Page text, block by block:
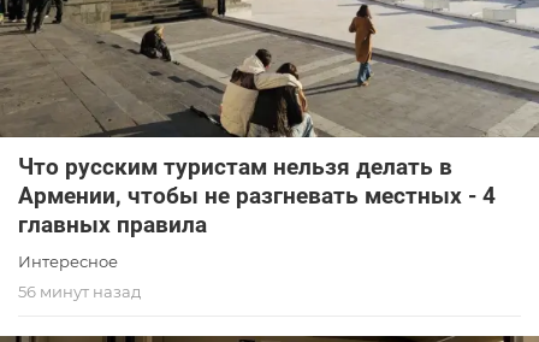
Что русским туристам нельзя делать в
Армении, чтобы не разгневать местных - 4
главных правила
Интересное
56 минут назад